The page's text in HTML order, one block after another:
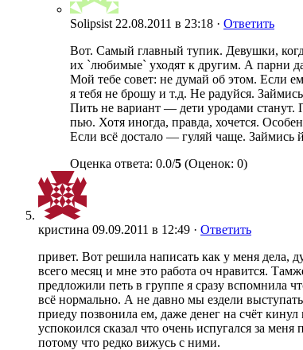
Solipsist 22.08.2011 в 23:18 · Ответить
Вот. Самый главный тупик. Девушки,
их `любимые` уходят к другим. А парни
Мой тебе совет: не думай об этом. Если
я тебя не брошу и т.д. Не радуйся.
Пить не вариант — дети уродами станут.
пью. Хотя иногда, правда, хочется.
Если всё достало — гуляй чаще.
Оценка ответа: 0.0/5 (Оценок: 0)
кристина 09.09.2011 в 12:49 · Ответить
привет. Вот решила написать как у меня дела,
всего месяц и мне это работа оч нравится.
предложили петь в группе я сразу вспомнила
всё нормально. А не давно мы ездели
приеду позвонила ем, даже денег на счёт
успокоился сказал что очень испугался за
потому что редко вижусь с ними.